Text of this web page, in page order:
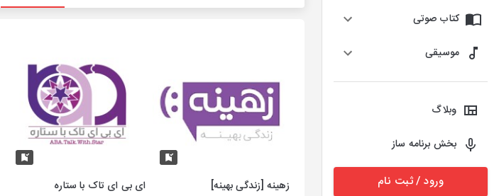
کتاب صوتی
موسیقی
وبلاگ
بخش برنامه ساز
ورود / ثبت نام زهینه [زندگی بهینه] ای بی ای تاک با ستاره